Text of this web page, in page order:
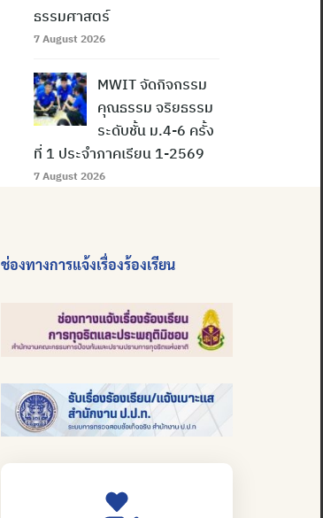
ธรรมศาสตร์
7 August 2026
MWIT จัดกิจกรรม
คุณธรรม จริยธรรม
ระดับชั้น ม.4-6 ครั้ง
ที่ 1 ประจำภาคเรียน 1-2569
7 August 2026
ช่องทางการแจ้งเรื่องร้องเรียน